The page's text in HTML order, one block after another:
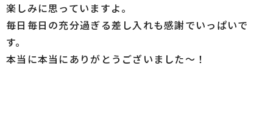
楽しみに思っていますよ。
毎日毎日の充分過ぎる差し入れも感謝でいっぱいで
す。
本当に本当にありがとうございました～！